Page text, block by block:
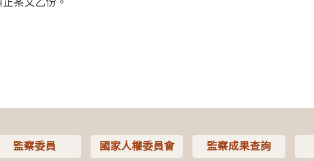
監察委員 國家人權委員會 監察成果查詢